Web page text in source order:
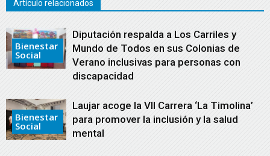
Artículo relacionados
Bienestar
Social
Diputación respalda a Los Carriles y
Mundo de Todos en sus Colonias de
Verano inclusivas para personas con
discapacidad
Bienestar
Social
Laujar acoge la VII Carrera ‘La Timolina’
para promover la inclusión y la salud
mental